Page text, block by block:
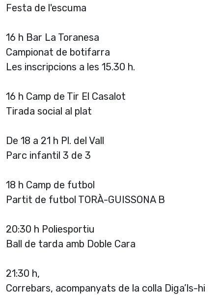
Festa de l'escuma
16 h Bar La Toranesa
Campionat de botifarra
Les inscripcions a les 15.30 h.
16 h Camp de Tir El Casalot
Tirada social al plat
De 18 a 21 h Pl. del Vall
Parc infantil 3 de 3
18 h Camp de futbol
Partit de futbol TORÀ-GUISSONA B
20:30 h Poliesportiu
Ball de tarda amb Doble Cara
21:30 h,
Correbars, acompanyats de la colla Diga’ls-hi